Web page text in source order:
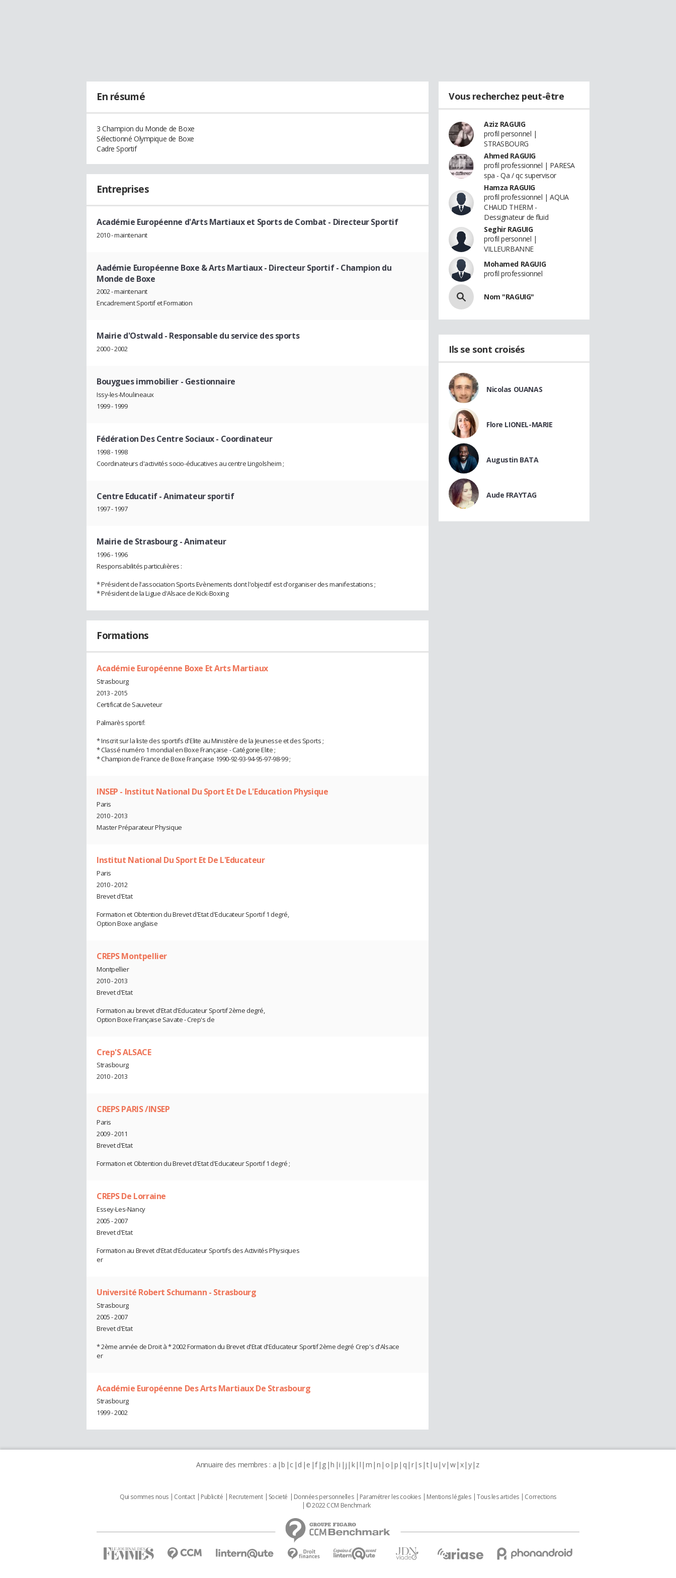
En résumé
3 Champion du Monde de Boxe
Sélectionné Olympique de Boxe
Cadre Sportif
Entreprises
Académie Européenne d'Arts Martiaux et Sports de Combat - Directeur Sportif
2010 - maintenant
Aadémie Européenne Boxe & Arts Martiaux- Directeur Sportif - Champion du
Monde de Boxe
2002 - maintenant
Encadrement Sportif et Formation
Mairie d'Ostwald - Responsable du service des sports
2000 - 2002
Bouygues immobilier - Gestionnaire
Issy-les-Moulineaux
1999 - 1999
Fédération Des Centre Sociaux- Coordinateur
1998 - 1998
Coordinateurs d'activités socio-éducatives au centre Lingolsheim ;
Centre Educatif- Animateur sportif
1997 - 1997
Mairie de Strasbourg - Animateur
1996 - 1996
Responsabilités particulières :
* Président de l'association Sports Evènements dont l'objectif est d'organiser des manifestations ;
* Président de la Ligue d'Alsace de Kick-Boxing
Formations
Académie Européenne Boxe Et Arts Martiaux
Strasbourg
2013 - 2015
Certificat de Sauveteur
Palmarès sportif:
* Inscrit sur la liste des sportifs d'Elite au Ministère de la Jeunesse et des Sports ;
* Classé numéro 1 mondial en Boxe Française - Catégorie Elite ;
* Champion de France de Boxe Française 1990-92-93-94-95-97-98-99 ;
INSEP - Institut National Du Sport Et De L'Education Physique
Paris
2010 - 2013
Master Préparateur Physique
Institut National Du Sport Et De L'Educateur
Paris
2010 - 2012
Brevet d'Etat
Formation et Obtention du Brevet d'Etat d'Educateur Sportif 1 degré,
Option Boxe anglaise
CREPS Montpellier
Montpellier
2010 - 2013
Brevet d'Etat
Formation au brevet d'Etat d'Educateur Sportif 2ème degré,
Option Boxe Française Savate - Crep's de
Crep'S ALSACE
Strasbourg
2010 - 2013
CREPS PARIS /INSEP
Paris
2009 - 2011
Brevet d'Etat
Formation et Obtention du Brevet d'Etat d'Educateur Sportif 1 degré ;
CREPS De Lorraine
Essey-Les-Nancy
2005 - 2007
Brevet d'Etat
Formation au Brevet d'Etat d'Educateur Sportifs des Activités Physiques
er
Université Robert Schumann - Strasbourg
Strasbourg
2005 - 2007
Brevet d'Etat
* 2ème année de Droit à * 2002 Formation du Brevet d'Etat d'Educateur Sportif 2ème degré Crep's d'Alsace
er
Académie Européenne Des Arts Martiaux De Strasbourg
Strasbourg
1999 - 2002
Vous recherchez peut-être
Aziz RAGUIG
profil personnel |
STRASBOURG
Ahmed RAGUIG
profil professionnel | PARESA
spa - Qa / qc supervisor
Hamza RAGUIG
profil professionnel | AQUA
CHAUD THERM -
Dessignateur de fluid
Seghir RAGUIG
profil personnel |
VILLEURBANNE
Mohamed RAGUIG
profil professionnel
Nom "RAGUIG"
Ils se sont croisés
Nicolas OUANAS
Flore LIONEL-MARIE
Augustin BATA
Aude FRAYTAG
Annuaire des membres : a b c d e f g h i j k l m n o p q r s t u v w x y z
Qui sommes nous Contact Publicité Recrutement Societé Données personnelles Paramétrer les cookies Mentions légales Tous les articles
Corrections
© 2022 CCM Benchmark